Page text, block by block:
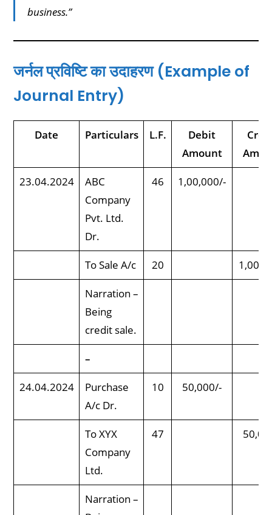
business.”
जर्नल प्रविष्टि का उदाहरण (Example of
Journal Entry)
Date Particulars L.F.
Debit
Amount
23.04.2024
ABC
Company
Pvt. Ltd.
Dr.
46 1,00,000/-
To Sale A/c 20
Narration –
Being
credit sale.
–
24.04.2024
Purchase
A/c Dr.
10 50,000/-
To XYX
Company
Ltd.
47
Narration –